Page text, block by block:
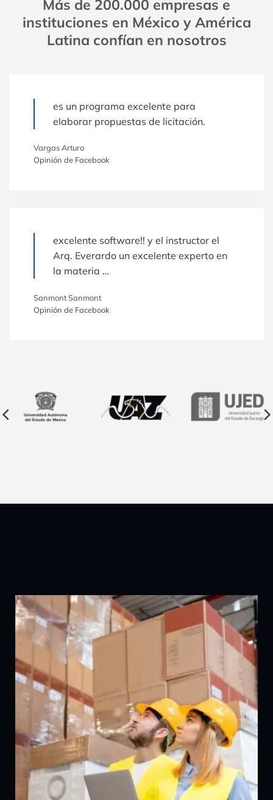
Más de 200.000 empresas e
instituciones en México y América
Latina confían en nosotros
es un programa excelente para
elaborar propuestas de licitación.
Vargas Arturo
Opinión de Facebook
excelente software!! y el instructor el
Arq. Everardo un excelente experto en
la materia …
Sanmont Sanmont
Opinión de Facebook